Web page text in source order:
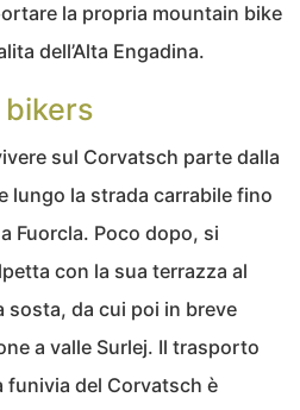
la propria mountain bike
dell’Alta Engadina.
sul Corvatsch parte dalla
lungo la strada carrabile fino
Fuorcla. Poco dopo, si
con la sua terrazza al
sosta, da cui poi in breve
a valle Surlej. Il trasporto
funivia del Corvatsch è